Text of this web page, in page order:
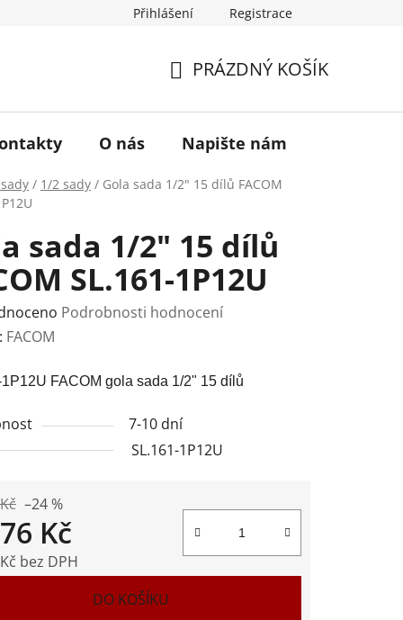
Historie značky TONA
Přihlášení Registrace
KOŠÍK
PRÁZDNÝ KOŠÍK
O nás Napište nám
/ 1/2 sady / Gola sada 1/2" 15 dílů FACOM
sada 1/2" 15 dílů
SL.161-1P12U
Podrobnosti hodnocení
FACOM
FACOM gola sada 1/2" 15 dílů
7-10 dní
SL.161-1P12U
–24 %
Kč
bez DPH
DO KOŠÍKU